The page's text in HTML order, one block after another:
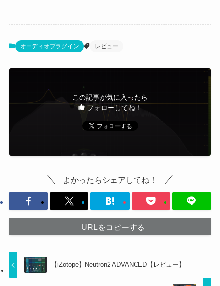
オーディオプラグイン レビュー
この記事が気に入ったら
フォローしてね！
よかったらシェアしてね！
URLをコピーする
【iZotope】Neutron2 ADVANCED【レビュー】